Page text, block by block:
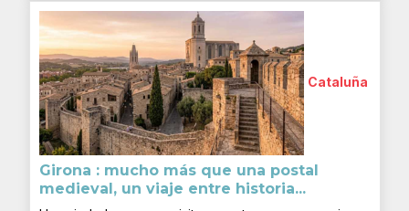
Cataluña
Girona : mucho más que una postal
medieval, un viaje entre historia...